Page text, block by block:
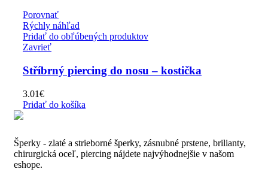
Porovnať
Rýchly náhľad
Pridať do obľúbených produktov
Zavrieť
Stříbrný piercing do nosu – kostička
3.01€
Pridať do košíka
Šperky - zlaté a strieborné šperky, zásnubné prstene, brilianty,
chirurgická oceľ, piercing nájdete najvýhodnejšie v našom
eshope.